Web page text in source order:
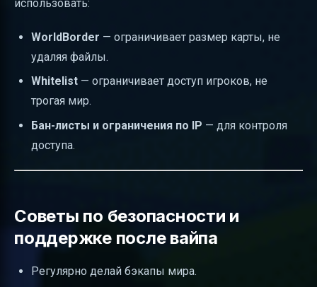
использовать:
WorldBorder — ограничивает размер карты, не
удаляя файлы.
Whitelist — ограничивает доступ игроков, не
трогая мир.
Бан-листы и ограничения по IP — для контроля
доступа.
Советы по безопасности и
поддержке после вайпа
Регулярно делай бэкапы мира.